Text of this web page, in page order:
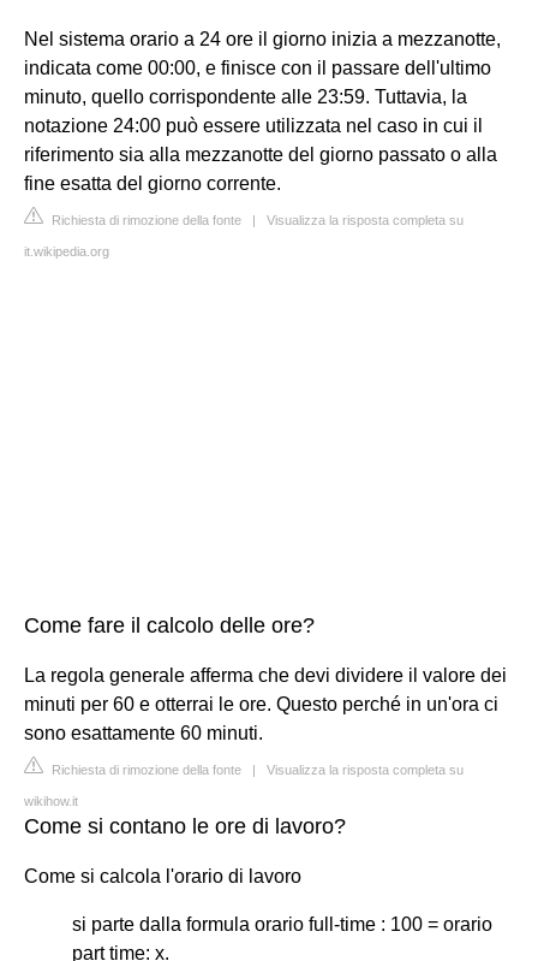
Nel sistema orario a 24 ore il giorno inizia a mezzanotte,
indicata come 00:00, e finisce con il passare dell'ultimo
minuto, quello corrispondente alle 23:59. Tuttavia, la
notazione 24:00 può essere utilizzata nel caso in cui il
riferimento sia alla mezzanotte del giorno passato o alla
fine esatta del giorno corrente.
Richiesta di rimozione della fonte | Visualizza la risposta completa su
it.wikipedia.org
Come fare il calcolo delle ore?
La regola generale afferma che devi dividere il valore dei
minuti per 60 e otterrai le ore. Questo perché in un'ora ci
sono esattamente 60 minuti.
Richiesta di rimozione della fonte | Visualizza la risposta completa su
wikihow.it
Come si contano le ore di lavoro?
Come si calcola l'orario di lavoro
si parte dalla formula orario full-time : 100 = orario
part time: x.